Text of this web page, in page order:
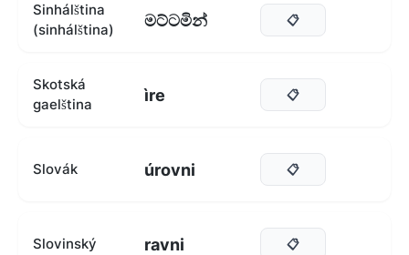
Sinhálština
(sinhálština)
මට්ටමින් 📋
Skotská
gaelština
ìre 📋
Slovák úrovni 📋
Slovinský ravni 📋